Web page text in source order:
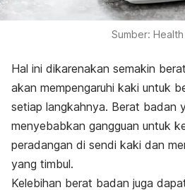
Sumber: Health
Hal ini dikarenakan semakin
akan mempengaruhi kaki untuk
setiap langkahnya. Berat badan
menyebabkan gangguan untuk
peradangan di sendi kaki dan
yang timbul.
Kelebihan berat badan juga